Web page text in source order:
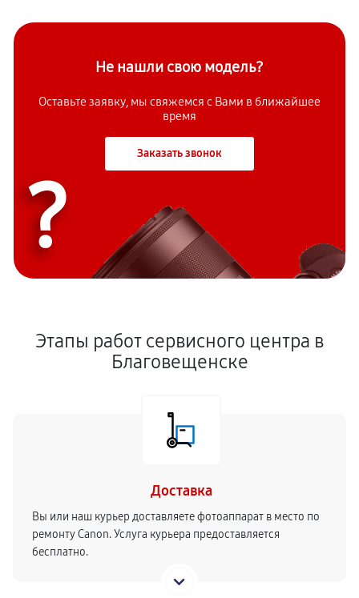
Не нашли свою модель?
Оставьте заявку, мы свяжемся с Вами в ближайшее
время
Заказать звонок
?
Этапы работ сервисного центра в
Благовещенске
Доставка
Вы или наш курьер доставляете фотоаппарат в место по
ремонту Canon. Услуга курьера предоставляется
бесплатно.